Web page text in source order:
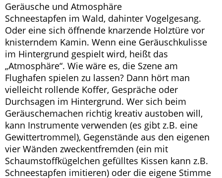
Geräusche und Atmosphäre
Schneestapfen im Wald, dahinter Vogelgesang.
Oder eine sich öffnende knarzende Holztüre vor
knisterndem Kamin. Wenn eine Geräuschkulisse
im Hintergrund gespielt wird, heißt das
„Atmosphäre“. Wie wäre es, die Szene am
Flughafen spielen zu lassen? Dann hört man
vielleicht rollende Koffer, Gespräche oder
Durchsagen im Hintergrund. Wer sich beim
Geräuschemachen richtig kreativ austoben will,
kann Instrumente verwenden (es gibt z.B. eine
Gewittertrommel), Gegenstände aus den eigenen
vier Wänden zweckentfremden (ein mit
Schaumstoffkügelchen gefülltes Kissen kann z.B.
Schneestapfen imitieren) oder die eigene Stimme